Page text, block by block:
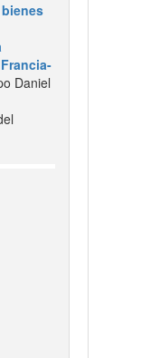
Daniel